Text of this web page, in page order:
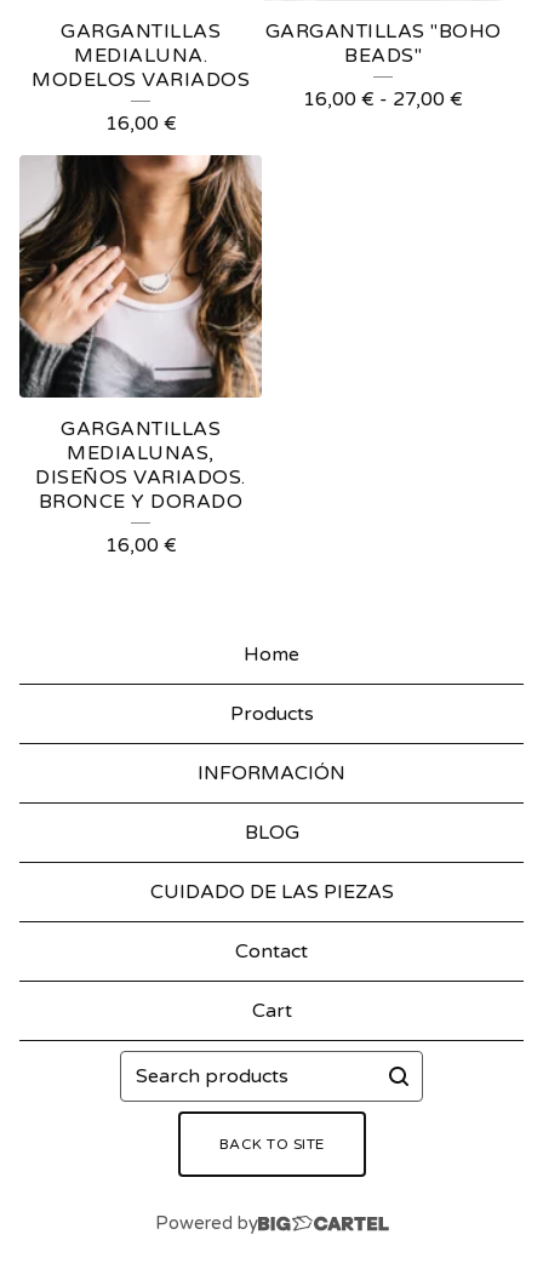
GARGANTILLAS
MEDIALUNA.
MODELOS VARIADOS
16,00 €
GARGANTILLAS "BOHO
BEADS"
16,00 € - 27,00 €
GARGANTILLAS
MEDIALUNAS,
DISEÑOS VARIADOS.
BRONCE Y DORADO
16,00 €
Home
Products
INFORMACIÓN
BLOG
CUIDADO DE LAS PIEZAS
Contact
Cart
Search
products
BACK TO SITE
Powered by